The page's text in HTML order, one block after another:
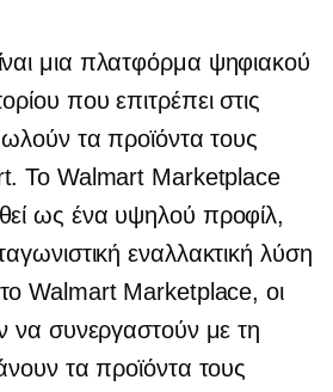
μια πλατφόρμα ψηφιακού
που επιτρέπει στις
τα προϊόντα τους
Το Walmart Marketplace
ως ένα υψηλού προφίλ,
εναλλακτική λύση
Walmart Marketplace, οι
να συνεργαστούν με τη
τα προϊόντα τους